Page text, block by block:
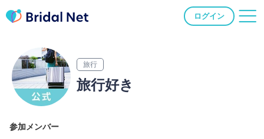
ログイン
旅行
旅行好き
参加メンバー